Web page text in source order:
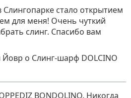
Слингопарке стало открытием
для меня! Очень чуткий
слинг. Спасибо вам
Йовр о Слинг-шарф DOLCINO
BONDOLINO. Никогда